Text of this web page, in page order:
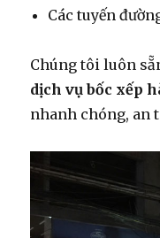
Các tuyến
Chúng tôi luôn
dịch vụ bốc xếp
nhanh chóng, an